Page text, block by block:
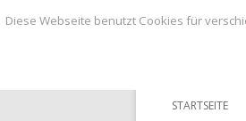
BLOG von
STARTSEITE
Diese Webseite benutzt Cookies für